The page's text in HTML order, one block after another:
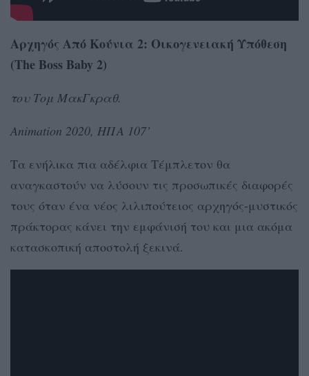
Αρχηγός Από Κούνια 2: Οικογενειακή Υπόθεση
(The Boss Baby 2)
του Τομ ΜακΓκραθ.
Animation 2020, ΗΠΑ 107’
Τα ενήλικα πια αδέλφια Τέμπλετον θα
αναγκαστούν να λύσουν τις προσωπικές διαφορές
τους όταν ένα νέος λιλιπούτειος αρχηγός-μυστικός
πράκτορας κάνει την εμφάνισή του και μια ακόμα
κατασκοπική αποστολή ξεκινά.